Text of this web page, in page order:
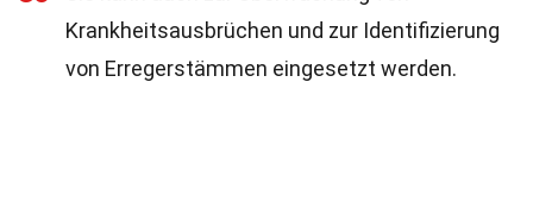
Krankheitsausbrüchen und zur Identifizierung
von Erregerstämmen eingesetzt werden.